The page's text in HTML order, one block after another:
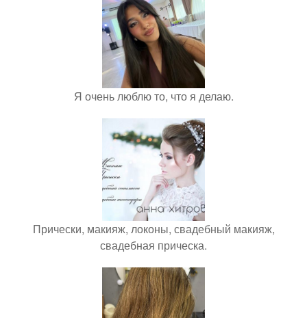
Я очень люблю то, что я делаю.
Прически, макияж, локоны, свадебный макияж,
свадебная прическа.